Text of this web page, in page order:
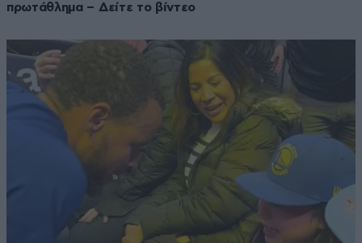
πρωτάθλημα – Δείτε το βίντεο